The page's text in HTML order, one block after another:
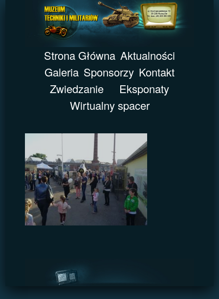
Strona Główna Aktualności
Galeria Sponsorzy Kontakt
Zwiedzanie
Eksponaty
Wirtualny spacer